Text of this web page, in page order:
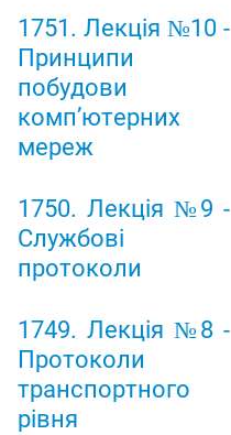
1751. Лекція №10 -
Принципи
побудови
комп’ютерних
мереж
1750. Лекція №9 -
Службові
протоколи
1749. Лекція №8 -
Протоколи
транспортного
рівня